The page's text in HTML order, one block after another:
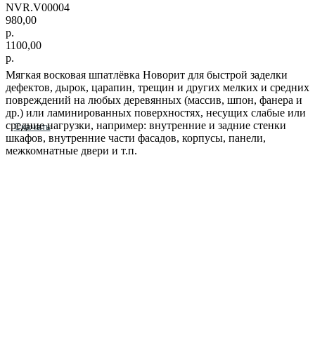
Скачать
NVR.V00004
980,00
р.
1100,00
р.
Мягкая восковая шпатлёвка Новорит для быстрой заделки
дефектов, дырок, царапин, трещин и других мелких и средних
повреждений на любых деревянных (массив, шпон, фанера и
др.) или ламинированных поверхностях, несущих слабые или
средние нагрузки, например: внутренние и задние стенки
шкафов, внутренние части фасадов, корпусы, панели,
межкомнатные двери и т.п.